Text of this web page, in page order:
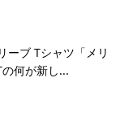
ーブ Tシャツ「メリ
何が新し...